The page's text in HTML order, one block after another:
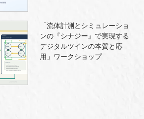
「流体計測とシミュレーショ
ンの『シナジー』で実現する
デジタルツインの本質と応
用」ワークショップ